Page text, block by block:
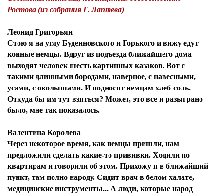
Ростова (из собрания Г. Лаптева)
Леонид Григорьян
Стою я на углу Буденновского и Горького и вижу едут
конные немцы. Вдруг из подъезда ближайшего дома
выходят человек шесть картинных казаков. Вот с
такими длинными бородами, наверное, с навесными,
усами, с околышами. И подносят немцам хлеб-соль.
Откуда бы им тут взяться? Может, это все и разыграно
было, мне так показалось.
Валентина Королева
Через некоторое время, как немцы пришли, нам
предложили сделать какие-то прививки. Ходили по
квартирам и говорили об этом. Прихожу я в ближайший
пункт, там полно народу. Сидит врач в белом халате,
медицинские инструменты... А люди, которые народ